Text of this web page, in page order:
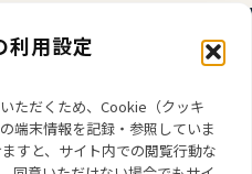
用設定
ただくため、Cookie（クッキ
端末情報を記録・参照していま
すと、サイト内での閲覧行動な
回らない原因
しませんか